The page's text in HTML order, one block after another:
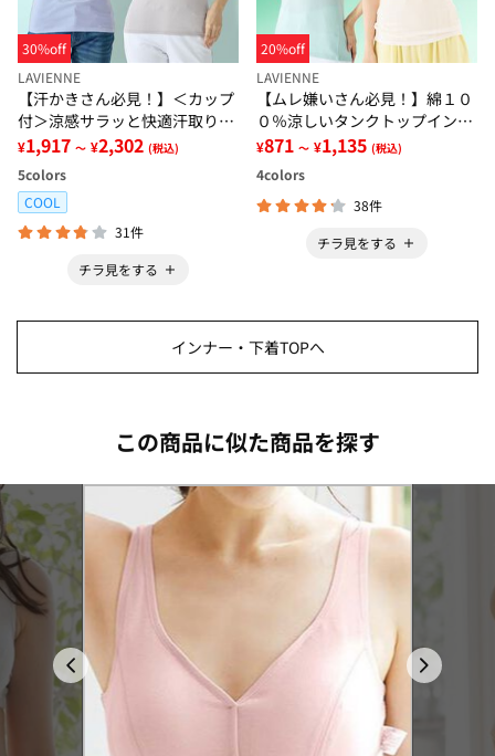
30%off
LAVIENNE
【汗かきさん必見！】＜カップ
付＞涼感サラッと快適汗取りタ
ンクトップインナー＜さらりラ
ボ＞
¥1,917 ～ ¥2,302 (税込)
5colors
COOL
31件
チラ見をする
20%off
LAVIENNE
【ムレ嫌いさん必見！】綿１０
０％涼しいタンクトップインナ
ー＜さらりラボ＞
¥871 ～ ¥1,135 (税込)
4colors
38件
チラ見をする
インナー・下着TOPへ
この商品に似た商品を探す